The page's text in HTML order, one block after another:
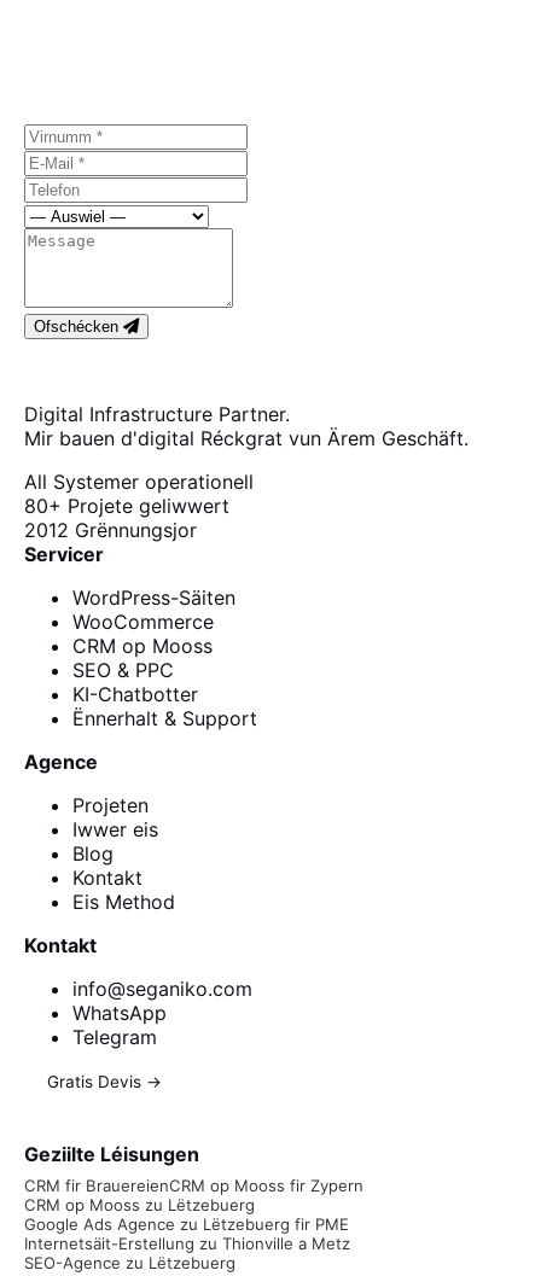
Ofschécken
Digital Infrastructure Partner.
Mir bauen d'digital Réckgrat vun Ärem Geschäft.
All Systemer operationell
80+ Projete geliwwert
2012 Grënnungsjor
Servicer
WordPress-Säiten
WooCommerce
CRM op Mooss
SEO & PPC
KI-Chatbotter
Ënnerhalt & Support
Agence
Projeten
Iwwer eis
Blog
Kontakt
Eis Method
Kontakt
info@seganiko.com
WhatsApp
Telegram
Gratis Devis →
Geziilte Léisungen
CRM fir BrauereienCRM op Mooss fir Zypern
CRM op Mooss zu Lëtzebuerg
Google Ads Agence zu Lëtzebuerg fir PME
Internetsäit-Erstellung zu Thionville a Metz
SEO-Agence zu Lëtzebuerg